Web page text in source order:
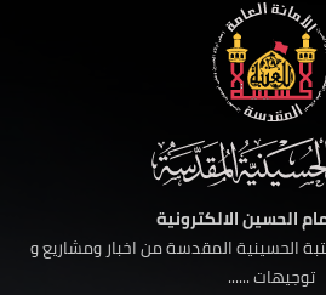
الحسين الالكترونية
الحسينية المقدسة من اخبار ومشاريع و
توجيهات ......